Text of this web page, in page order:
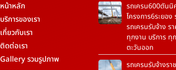
หน้าหลัก
บริการของเรา
เกี่ยวกับเรา
ติดต่อเรา
Gallery รวมรูปภาพ
รถเครน600ตัน
โครงการ6ระยอง
รถเครนรับจ้าง ร
ทุกงาน บริการ
ตะวันออก
รถเครนรับจ้างรา